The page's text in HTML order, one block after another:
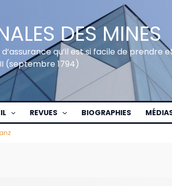
DES MINES
qu’il est si facile de prendre
(septembre 1794)
REVUES BIOGRAPHIES